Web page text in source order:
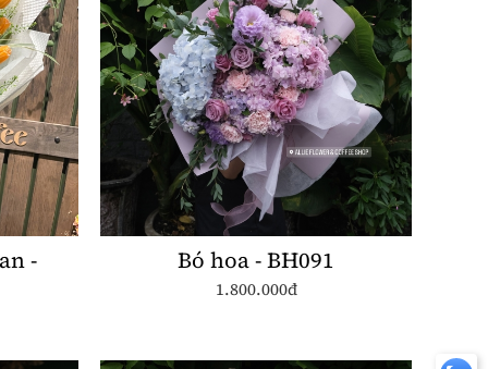
- Bó hoa - BH091
1.800.000đ